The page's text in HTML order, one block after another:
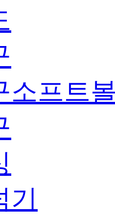
소프트